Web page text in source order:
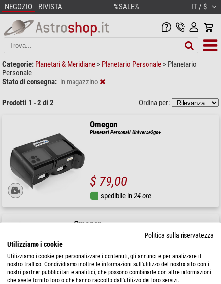
NEGOZIO RIVISTA %SALE% IT / $
Categorie: Planetari & Meridiane > Planetario Personale > Planetario
Personale
Stato di consegna: in magazzino
Prodotti 1 - 2 di 2 Ordina per:
Omegon
Planetari Personali Universe2go+
$ 79,00
spedibile in24 ore
Omegon
Planetari Personali Universe2Go+ + Occhiali per eclissi solari
Prezzo di vendita consigliato: $ 118,90
Il nostro prezzo:
$ 99,00
Politica sulla riservatezza
Utilizziamo i cookie
Utilizziamo i cookie per personalizzare i contenuti, gli annunci e per analizzare il
nostro traffico. Condividiamo inoltre le informazioni sull'utilizzo del nostro sito con i
nostri partner pubblicitari e analitici, che possono combinarle con altre informazioni
che avete fornito loro o che hanno raccolto dall'utilizzo dei loro servizi.